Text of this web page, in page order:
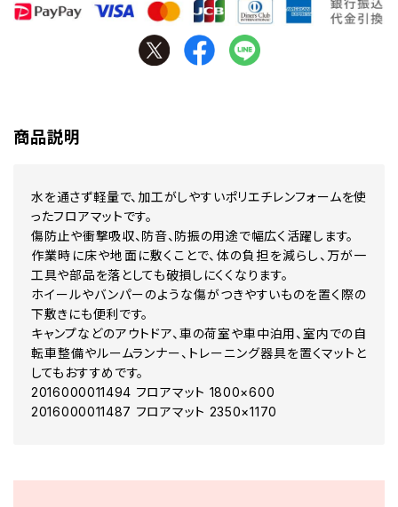
商品説明
水を通さず軽量で、加工がしやすいポリエチレンフォームを使
ったフロアマットです。
傷防止や衝撃吸収、防音、防振の用途で幅広く活躍します。
作業時に床や地面に敷くことで、体の負担を減らし、万が一
工具や部品を落としても破損しにくくなります。
ホイールやバンパーのような傷がつきやすいものを置く際の
下敷きにも便利です。
キャンプなどのアウトドア、車の荷室や車中泊用、室内での自
転車整備やルームランナー、トレーニング器具を置くマットと
してもおすすめです。
2016000011494 フロアマット 1800×600
2016000011487 フロアマット 2350×1170